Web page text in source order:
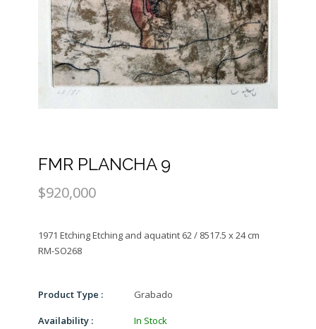
FMR PLANCHA 9
$920,000
1971 Etching Etching and aquatint 62 / 8517.5 x 24 cm
Product Type : Grabado
Availability : In Stock